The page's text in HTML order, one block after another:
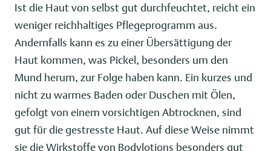
Ist die Haut von selbst gut durchfeuchtet, reicht ein
weniger reichhaltiges Pflegeprogramm aus.
Andernfalls kann es zu einer Übersättigung der
Haut kommen, was Pickel, besonders um den
Mund herum, zur Folge haben kann. Ein kurzes und
nicht zu warmes Baden oder Duschen mit Ölen,
gefolgt von einem vorsichtigen Abtrocknen, sind
gut für die gestresste Haut. Auf diese Weise nimmt
sie die Wirkstoffe von Bodylotions besonders gut